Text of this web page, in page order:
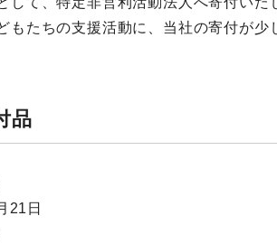
もたちの支援活動に、当社の寄付が
品
21日